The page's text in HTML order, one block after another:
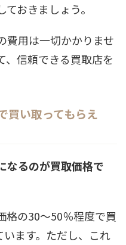
おきましょう。
費用は一切かかりませ
、信頼できる買取店を
買い取ってもらえ
なるのが買取価格で
格の30～50％程度で買
います。ただし、これ